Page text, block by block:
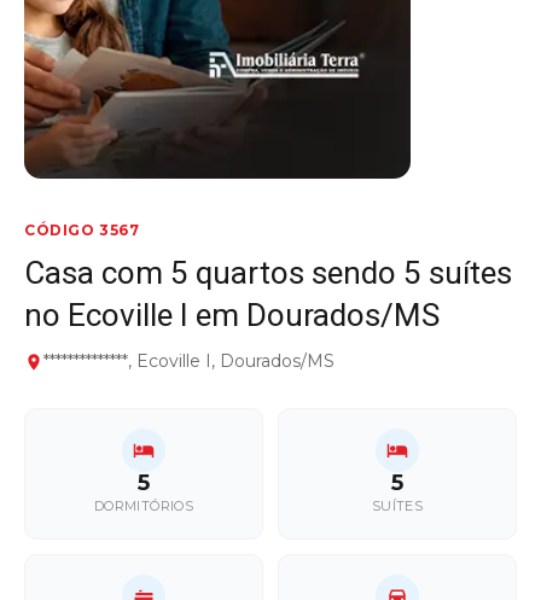
CÓDIGO 3567
Casa com 5 quartos sendo 5 suítes
no Ecoville I em Dourados/MS
**************, Ecoville I, Dourados/MS
5
DORMITÓRIOS
5
SUÍTES